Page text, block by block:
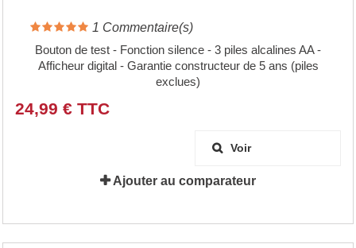
1 Commentaire(s)
Bouton de test - Fonction silence - 3 piles alcalines AA -
Afficheur digital - Garantie constructeur de 5 ans (piles
exclues)
24,99 € TTC
Voir
Ajouter au comparateur